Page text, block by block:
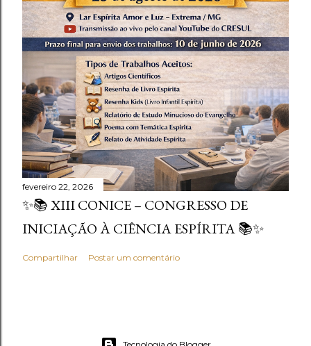
fevereiro 22, 2026
✨📚 XIII CONICE – CONGRESSO DE
INICIAÇÃO À CIÊNCIA ESPÍRITA 📚✨
Compartilhar Postar um comentário